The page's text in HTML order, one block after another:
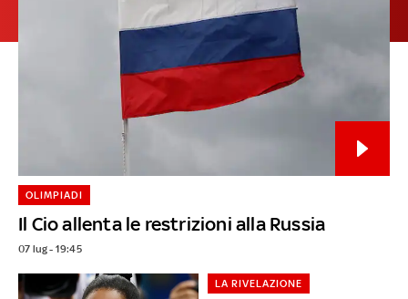
Il Cio allenta le restrizioni alla Russia
OLIMPIADI
07 lug - 19:45
LA RIVELAZIONE